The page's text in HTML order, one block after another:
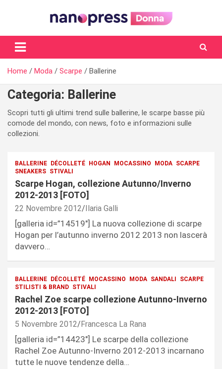
Il magazine femminile di Nanopress.it
Home Moda Scarpe Ballerine
Categoria: Ballerine
Scopri tutti gli ultimi trend sulle ballerine, le scarpe basse più
comode del mondo, con news, foto e informazioni sulle
collezioni.
BALLERINE DÉCOLLETÉ HOGAN MOCASSINO MODA SCARPE
SNEAKERS STIVALI
Scarpe Hogan, collezione Autunno/Inverno
2012-2013 [FOTO]
22 Novembre 2012 Ilaria Galli
[galleria id=”14519″] La nuova collezione di scarpe
Hogan per l’autunno inverno 2012 2013 non lascerà
davvero…
BALLERINE DÉCOLLETÉ MOCASSINO MODA SANDALI
SCARPE
STILISTI & BRAND STIVALI
Rachel Zoe scarpe collezione Autunno-Inverno
2012-2013 [FOTO]
5 Novembre 2012 Francesca La Rana
[galleria id=”14423″] Le scarpe della collezione
Rachel Zoe Autunno-Inverno 2012-2013 incarnano
tutte le nuove tendenze della…